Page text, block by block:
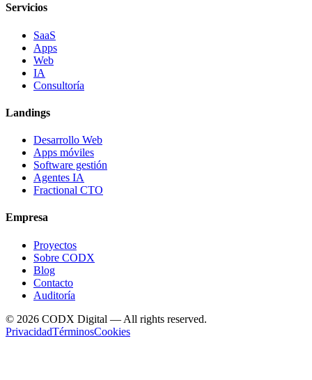
Servicios
SaaS
Apps
Web
IA
Consultoría
Landings
Desarrollo Web
Apps móviles
Software gestión
Agentes IA
Fractional CTO
Empresa
Proyectos
Sobre CODX
Blog
Contacto
Auditoría
© 2026 CODX Digital — All rights reserved.
PrivacidadTérminosCookies